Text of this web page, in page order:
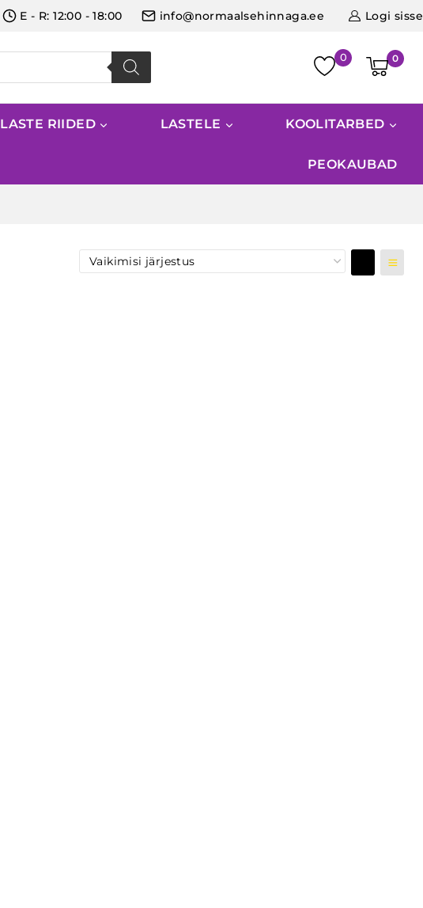
E - R: 12:00 - 18:00 info@normaalsehinnaga.ee Logi sisse
0
LASTE RIIDED LASTELE KOOLITARBED
PEOKAUBAD